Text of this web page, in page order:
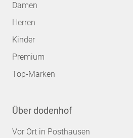
Damen
Herren
Kinder
Premium
Top-Marken
Über dodenhof
Vor Ort in Posthausen